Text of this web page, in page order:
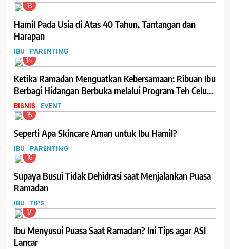
13
Hamil Pada Usia di Atas 40 Tahun, Tantangan dan
Harapan
IBU PARENTING
14
Ketika Ramadan Menguatkan Kebersamaan: Ribuan Ibu
Berbagi Hidangan Berbuka melalui Program Teh Celup
Sosro
BISNIS EVENT
15
Seperti Apa Skincare Aman untuk Ibu Hamil?
IBU PARENTING
16
Supaya Busui Tidak Dehidrasi saat Menjalankan Puasa
Ramadan
IBU TIPS
17
Ibu Menyusui Puasa Saat Ramadan? Ini Tips agar ASI
Lancar